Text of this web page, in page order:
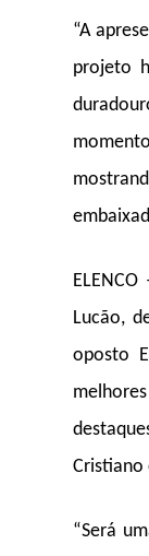
“A
projeto
Lucão,
oposto
Cristiano
“Será